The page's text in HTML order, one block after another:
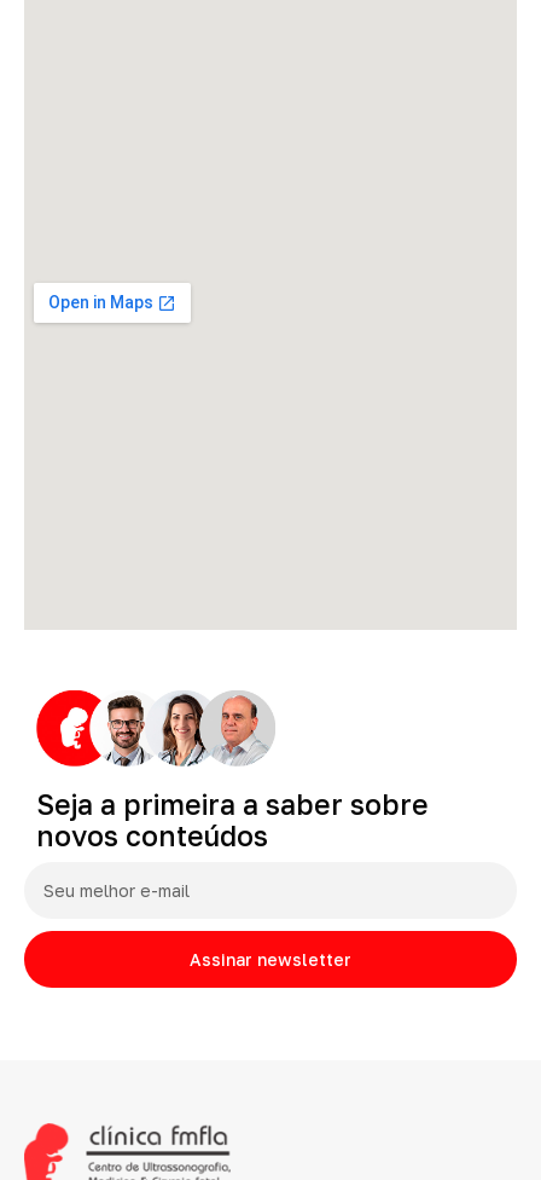
Seja a primeira a saber sobre
novos conteúdos
Assinar newsletter